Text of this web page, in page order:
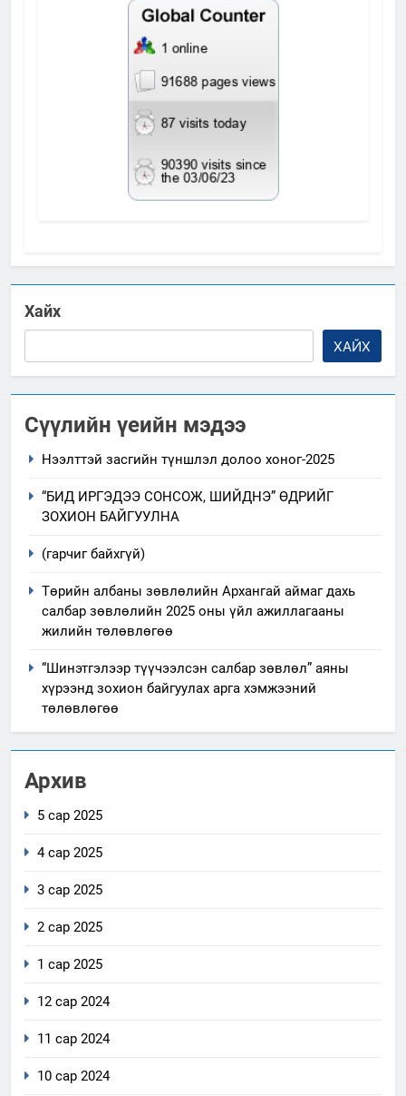
Хайх
ХАЙХ
Сүүлийн үеийн мэдээ
Нээлттэй засгийн түншлэл долоо хоног-2025
“БИД ИРГЭДЭЭ СОНСОЖ, ШИЙДНЭ” ӨДРИЙГ
ЗОХИОН БАЙГУУЛНА
(гарчиг байхгүй)
Төрийн албаны зөвлөлийн Архангай аймаг дахь
салбар зөвлөлийн 2025 оны үйл ажиллагааны
жилийн төлөвлөгөө
“Шинэтгэлээр түүчээлсэн салбар зөвлөл” аяны
хүрээнд зохион байгуулах арга хэмжээний
төлөвлөгөө
Архив
5 сар 2025
4 сар 2025
3 сар 2025
2 сар 2025
1 сар 2025
12 сар 2024
11 сар 2024
10 сар 2024